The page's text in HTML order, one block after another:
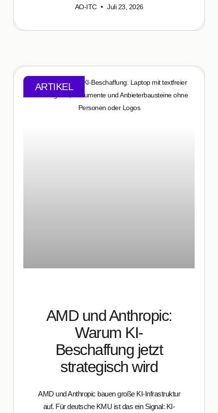
AO-ITC Juli 23, 2026
ARTIKEL
AMD und Anthropic:
Warum KI-
Beschaffung jetzt
strategisch wird
AMD und Anthropic bauen große KI-Infrastruktur
auf. Für deutsche KMU ist das ein Signal: KI-